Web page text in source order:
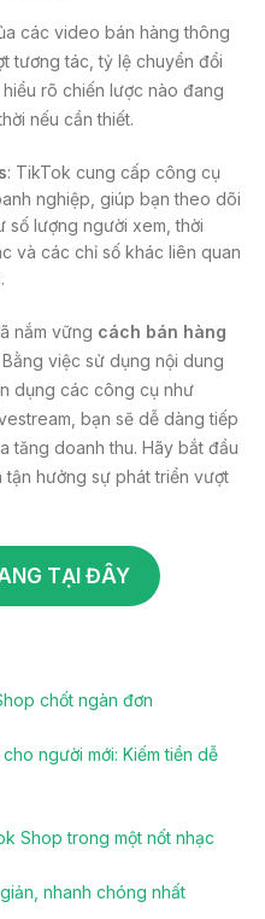
các video bán hàng thông
tương tác, tỷ lệ chuyển đổi
rõ chiến lược nào đang
nếu cần thiết.
: TikTok cung cấp công cụ
nghiệp, giúp bạn theo dõi
số lượng người xem, thời
và các chỉ số khác liên quan
nắm vững cách bán hàng
việc sử dụng nội dung
dụng các công cụ như
bạn sẽ dễ dàng tiếp
tăng doanh thu. Hãy bắt đầu
hưởng sự phát triển vượt
TẠI ĐÂY
chốt ngàn đơn
người mới: Kiếm tiền dễ
Shop trong một nốt nhạc
nhanh chóng nhất